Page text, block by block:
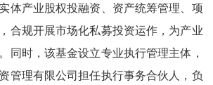
体产业股权投融资、资产统筹管理、项
合规开展市场化私募投资运作，为产业
同时，该基金设立专业执行管理主体，
管理有限公司担任执行事务合伙人，负